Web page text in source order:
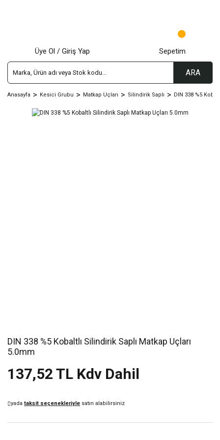
ARA
Üye Ol / Giriş Yap Sepetim
Anasayfa Kesici Grubu Matkap Uçları Silindirik Saplı DIN 338 %5
DIN 338 %5 Kobaltlı Silindirik Saplı Matkap Uçları
5.0mm
137,52 TL Kdv Dahil
yada taksit seçenekleriyle satın alabilirsiniz